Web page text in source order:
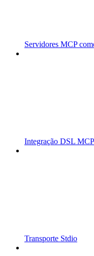
Servidores MCP
Integração DSL MCP
Transporte Stdio